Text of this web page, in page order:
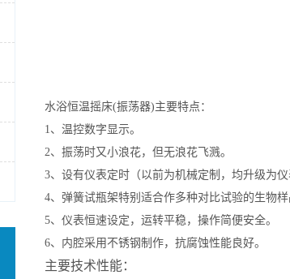
水浴恒温摇床(振荡器)主要特点：
1、温控数字显示。
2、振荡时又小浪花，但无浪花飞溅。
3、设有仪表定时（以前为机械定制，均升级为仪
4、弹簧试瓶架特别适合作多种对比试验的生物样
5、仪表恒速设定，运转平稳，操作简便安全。
6、内腔采用不锈钢制作，抗腐蚀性能良好。
主要技术性能：